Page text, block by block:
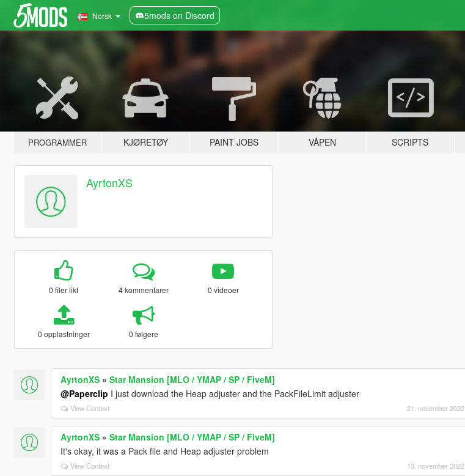
Norsk 5mods on Discord
PROGRAMMER KJØRETØY PAINT JOBS VÅPEN SCRIPTS
AyrtonXS
0 filer likt 4 kommentarer 0 videoer
0 opplastninger 0 følgere
AyrtonXS» Star Mansion [MLO / YMAP / SP / FiveM]
@Paperclip I just download the Heap adjuster and the PackFileLimit adjuster
View Context 21. november 2022
AyrtonXS» Star Mansion [MLO / YMAP / SP / FiveM]
It's okay, it was a Pack file and Heap adjuster problem
View Context 13. november 2022